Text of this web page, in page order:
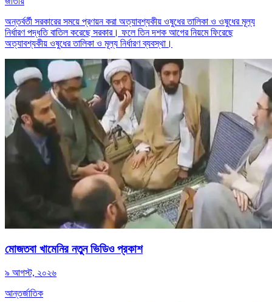
অন্তর্বর্তী সরকারের সময়ে প্রণয়ন করা অত্যাবশ্যকীয় ওষুধের তালিকা ও ওষুধের মূল্য
নির্ধারণ পদ্ধতি বাতিল করেছে সরকার। ফলে তিন দশক আগের নিয়মে ফিরেছে
অত্যাবশ্যকীয় ওষুধের তালিকা ও মূল্য নির্ধারণ ব্যবস্থা।
মোজতবা খামেনির নতুন ভিডিও প্রকাশ
৯ আগস্ট, ২০২৬
আন্তর্জাতিক